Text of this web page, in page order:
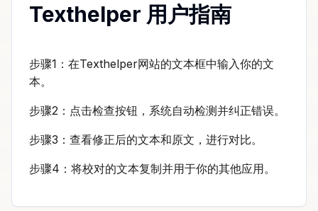
Texthelper 用户指南
步骤1：在Texthelper网站的文本框中输入你的文
本。
步骤2：点击检查按钮，系统自动检测并纠正错误。
步骤3：查看修正后的文本和原文，进行对比。
步骤4：将校对的文本复制并用于你的其他应用。